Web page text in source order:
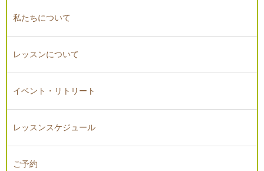
私たちについて
レッスンについて
イベント・リトリート
レッスンスケジュール
ご予約